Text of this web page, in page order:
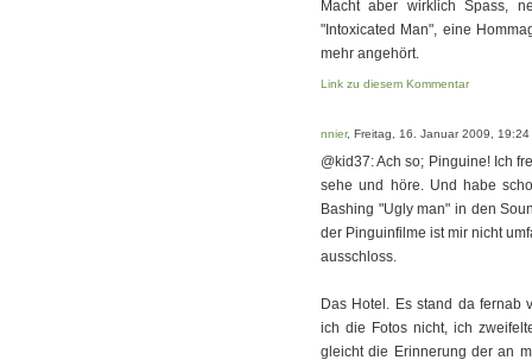
Macht aber wirklich Spass,
"Intoxicated Man", eine
mehr angehört.
Link zu diesem Kommentar
nnier, Freitag, 16. Januar 2009, 19:24
@kid37: Ach so; Pinguine! Ich
sehe und höre. Und habe
Bashing "Ugly man" in den
der Pinguinfilme ist mir nicht
ausschloss.
Das Hotel. Es stand da fernab
ich die Fotos nicht, ich
gleicht die Erinnerung der an